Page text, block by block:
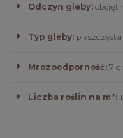
Odczyn gleby:
Typ gleby: piaszczysta
Mrozoodporność: 7
Liczba roślin na m²: